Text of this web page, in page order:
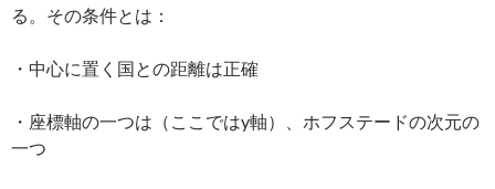
る。その条件とは：
・中心に置く国との距離は正確
・座標軸の一つは（ここではy軸）、ホフステードの次元の
一つ